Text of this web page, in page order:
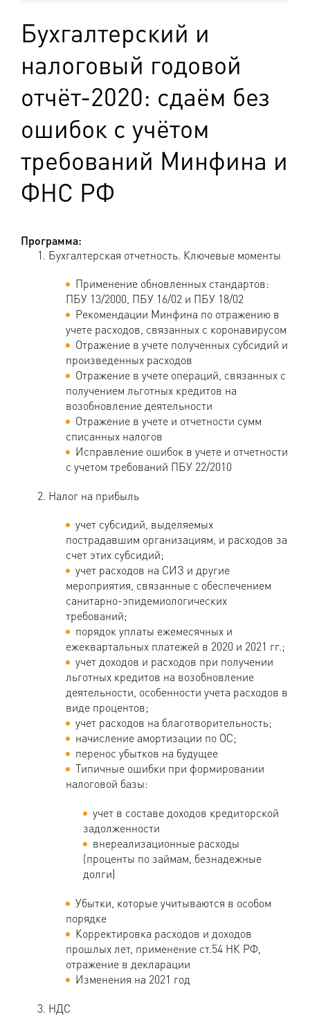
Бухгалтерский и
налоговый годовой
отчёт-2020: сдаём без
ошибок с учётом
требований Минфина и
ФНС РФ
Программа:
Бухгалтерская отчетность. Ключевые моменты
Применение обновленных стандартов:
ПБУ 13/2000, ПБУ 16/02 и ПБУ 18/02
Рекомендации Минфина по отражению в
учете расходов, связанных с коронавирусом
Отражение в учете полученных субсидий и
произведенных расходов
Отражение в учете операций, связанных с
получением льготных кредитов на
возобновление деятельности
Отражение в учете и отчетности сумм
списанных налогов
Исправление ошибок в учете и отчетности
с учетом требований ПБУ 22/2010
Налог на прибыль
учет субсидий, выделяемых
пострадавшим организациям, и расходов за
счет этих субсидий;
учет расходов на СИЗ и другие
мероприятия, связанные с обеспечением
санитарно-эпидемиологических
требований;
порядок уплаты ежемесячных и
ежеквартальных платежей в 2020 и 2021 гг.;
учет доходов и расходов при получении
льготных кредитов на возобновление
деятельности, особенности учета расходов в
виде процентов;
учет расходов на благотворительность;
начисление амортизации по ОС;
перенос убытков на будущее
Типичные ошибки при формировании
налоговой базы:
учет в составе доходов кредиторской
задолженности
внереализационные расходы
(проценты по займам, безнадежные
долги)
Убытки, которые учитываются в особом
порядке
Корректировка расходов и доходов
прошлых лет, применение ст.54 НК РФ,
отражение в декларации
Изменения на 2021 год
НДС